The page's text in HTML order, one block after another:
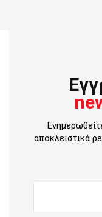
αποκλειστικά